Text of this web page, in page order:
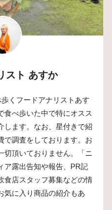
スト あすか
くフードアナリストあす
食べ歩いた中で特にオスス
します。なお、星付きで紹
で調査をしております。お
切頂いておりません。「ニ
ア露出告知や報告、PR記
食店スタッフ募集などの情
気に入り商品の紹介もあ